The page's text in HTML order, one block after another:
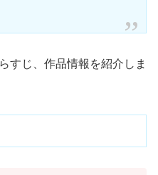
すじ、作品情報を紹介しま